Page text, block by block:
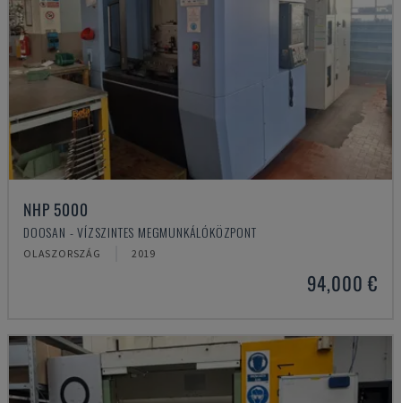
NHP 5000
DOOSAN - VÍZSZINTES MEGMUNKÁLÓKÖZPONT
OLASZORSZÁG 2019
94,000 €